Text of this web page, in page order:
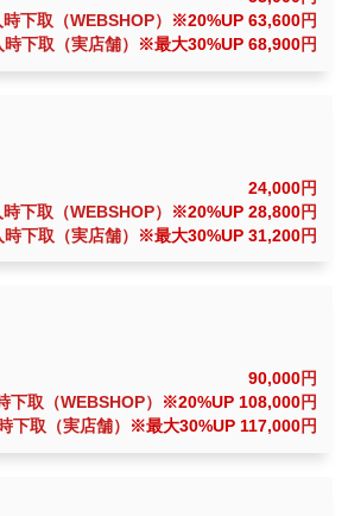
下取（WEBSHOP）
※20%UP 63,600円
下取（実店舗）
※最大30%UP 68,900円
24,000円
下取（WEBSHOP）
※20%UP 28,800円
下取（実店舗）
※最大30%UP 31,200円
90,000円
下取（WEBSHOP）
※20%UP 108,000円
下取（実店舗）
※最大30%UP 117,000円